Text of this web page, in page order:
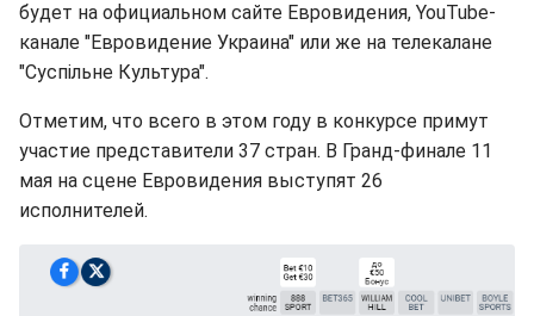
будет на официальном сайте Евровидения, YouTube-
канале "Евровидение Украина" или же на телекалане
"Суспільне Культура".
Отметим, что всего в этом году в конкурсе примут
участие представители 37 стран. В Гранд-финале 11
мая на сцене Евровидения выступят 26
исполнителей.